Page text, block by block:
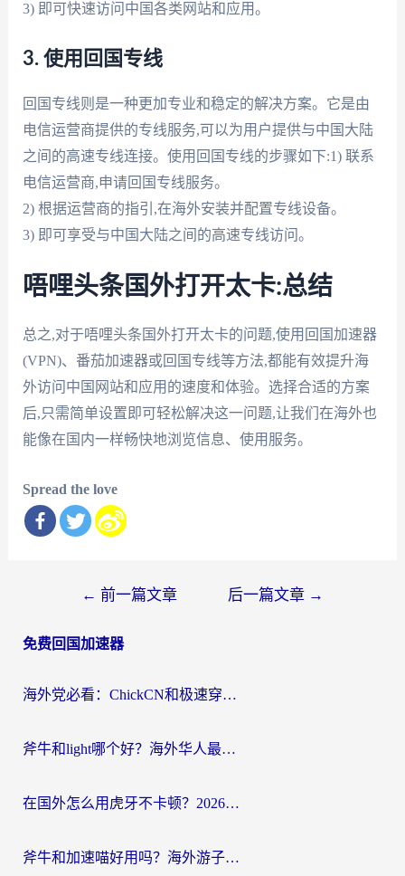
3) 即可快速访问中国各类网站和应用。
3. 使用回国专线
回国专线则是一种更加专业和稳定的解决方案。它是由
电信运营商提供的专线服务,可以为用户提供与中国大陆
之间的高速专线连接。使用回国专线的步骤如下:1) 联系
电信运营商,申请回国专线服务。
2) 根据运营商的指引,在海外安装并配置专线设备。
3) 即可享受与中国大陆之间的高速专线访问。
唔哩头条国外打开太卡:总结
总之,对于唔哩头条国外打开太卡的问题,使用回国加速器
(VPN)、番茄加速器或回国专线等方法,都能有效提升海
外访问中国网站和应用的速度和体验。选择合适的方案
后,只需简单设置即可轻松解决这一问题,让我们在海外也
能像在国内一样畅快地浏览信息、使用服务。
Spread the love
导
← 前一篇文章 后一篇文章 →
免费回国加速器
海外党必看：ChickCN和极速穿梭VPN好用吗？3招教你选对回国加速器无缝刷国内资源
斧牛和light哪个好？海外华人最关心的回国加速器选择难题，一篇讲透
在国外怎么用虎牙不卡顿？2026海外华人亲测有效的回国加速器选择指南
斧牛和加速喵好用吗？海外游子的真实选择困境